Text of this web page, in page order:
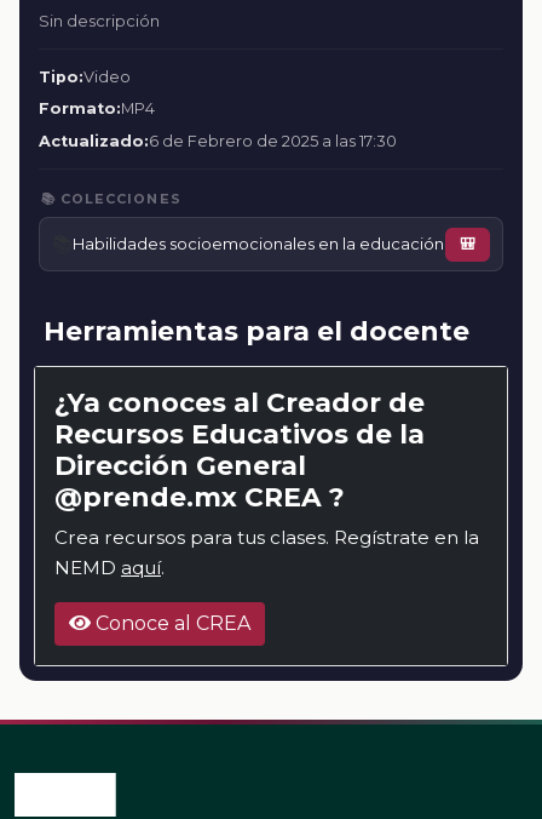
Sin descripción
Tipo:Video
Formato:MP4
Actualizado:6 de Febrero de 2025 a las 17:30
📚 COLECCIONES
Habilidades socioemocionales en la educación 🎒
Herramientas para el docente
¿Ya conoces al Creador de
Recursos Educativos de la
Dirección General
@prende.mx CREA ?
Crea recursos para tus clases. Regístrate en la
NEMD aquí.
Conoce al CREA